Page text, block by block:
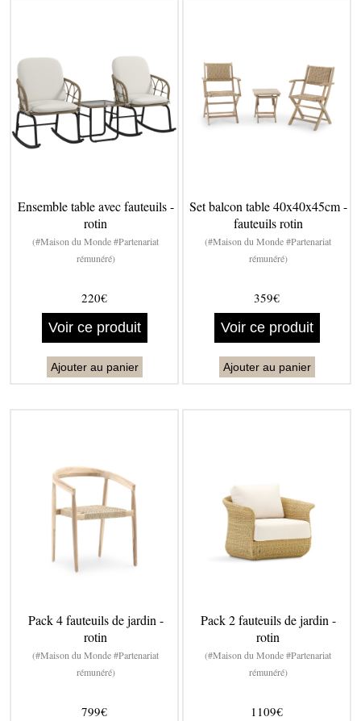
Ensemble table avec fauteuils -
rotin
(#Maison du Monde #Partenariat
rémunéré)
220€
Voir ce produit
Ajouter au panier
Set balcon table 40x40x45cm -
fauteuils rotin
(#Maison du Monde #Partenariat
rémunéré)
359€
Voir ce produit
Ajouter au panier
Pack 4 fauteuils de jardin -
rotin
(#Maison du Monde #Partenariat
rémunéré)
799€
Pack 2 fauteuils de jardin -
rotin
(#Maison du Monde #Partenariat
rémunéré)
1109€